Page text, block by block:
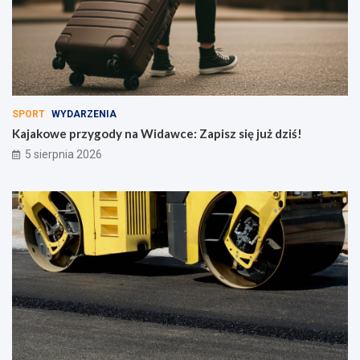
!
SPORT WYDARZENIA
Kajakowe przygody na Widawce: Zapisz się już dziś!
5 sierpnia 2026